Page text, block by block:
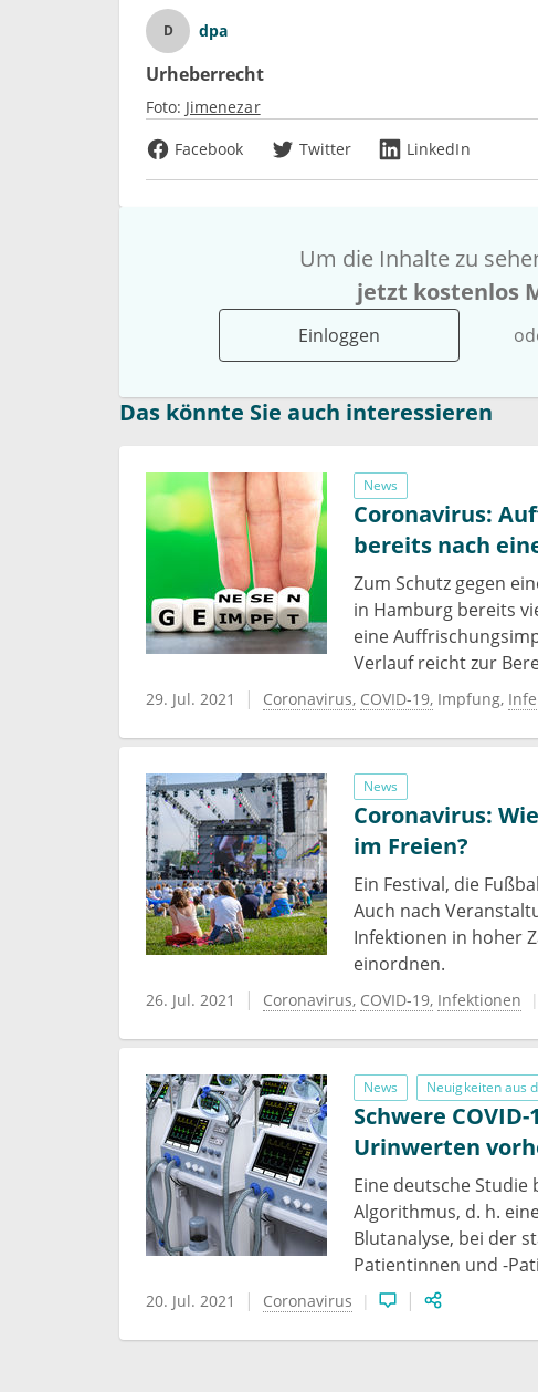
D dpa
Urheberrecht
Foto: Jimenezar
Facebook
Twitter LinkedIn
Um die Inhalte zu
jetzt kostenlos
Einloggen
Das könnte Sie auch interessieren
News
Coronavirus:
bereits nach
Zum Schutz gegen
in Hamburg bereits
eine
Verlauf reicht zur
29. Jul. 2021 Coronavirus COVID-19 Impfung
News
Coronavirus:
im Freien?
Ein Festival, die
Auch nach
Infektionen in hoher
einordnen.
26. Jul. 2021 Coronavirus COVID-19 Infektionen
News Neuigkeiten aus
Schwere
Urinwerten
Eine deutsche
Algorithmus, d. h.
Blutanalyse, bei der
Patientinnen und -
20. Jul. 2021 Coronavirus